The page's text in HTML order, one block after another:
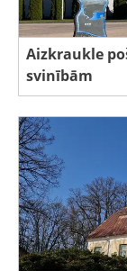
Aizkraukle
svinībām